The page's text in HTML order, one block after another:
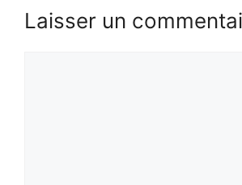
Laisser un